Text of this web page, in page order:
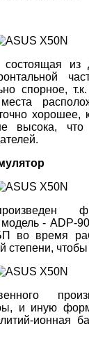
состоящая из
спорное, т.к.
хорошее,
высока,
- ADP-
во время
степени,
и иную
ионная